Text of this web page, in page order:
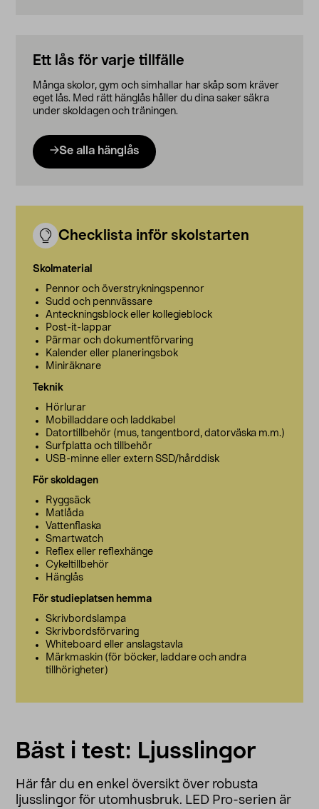
Ett lås för varje tillfälle
Många skolor, gym och simhallar har skåp som kräver
eget lås. Med rätt hänglås håller du dina saker säkra
under skoldagen och träningen.
Se alla hänglås
Checklista inför skolstarten
Skolmaterial
Pennor och överstrykningspennor
Sudd och pennvässare
Anteckningsblock eller kollegieblock
Post-it-lappar
Pärmar och dokumentförvaring
Kalender eller planeringsbok
Miniräknare
Teknik
Hörlurar
Mobilladdare och laddkabel
Datortillbehör (mus, tangentbord, datorväska m.m.)
Surfplatta och tillbehör
USB-minne eller extern SSD/hårddisk
För skoldagen
Ryggsäck
Matlåda
Vattenflaska
Smartwatch
Reflex eller reflexhänge
Cykeltillbehör
Hänglås
För studieplatsen hemma
Skrivbordslampa
Skrivbordsförvaring
Whiteboard eller anslagstavla
Märkmaskin (för böcker, laddare och andra
tillhörigheter)
Bäst i test: Ljusslingor
Här får du en enkel översikt över robusta
ljusslingor för utomhusbruk. LED Pro-serien är